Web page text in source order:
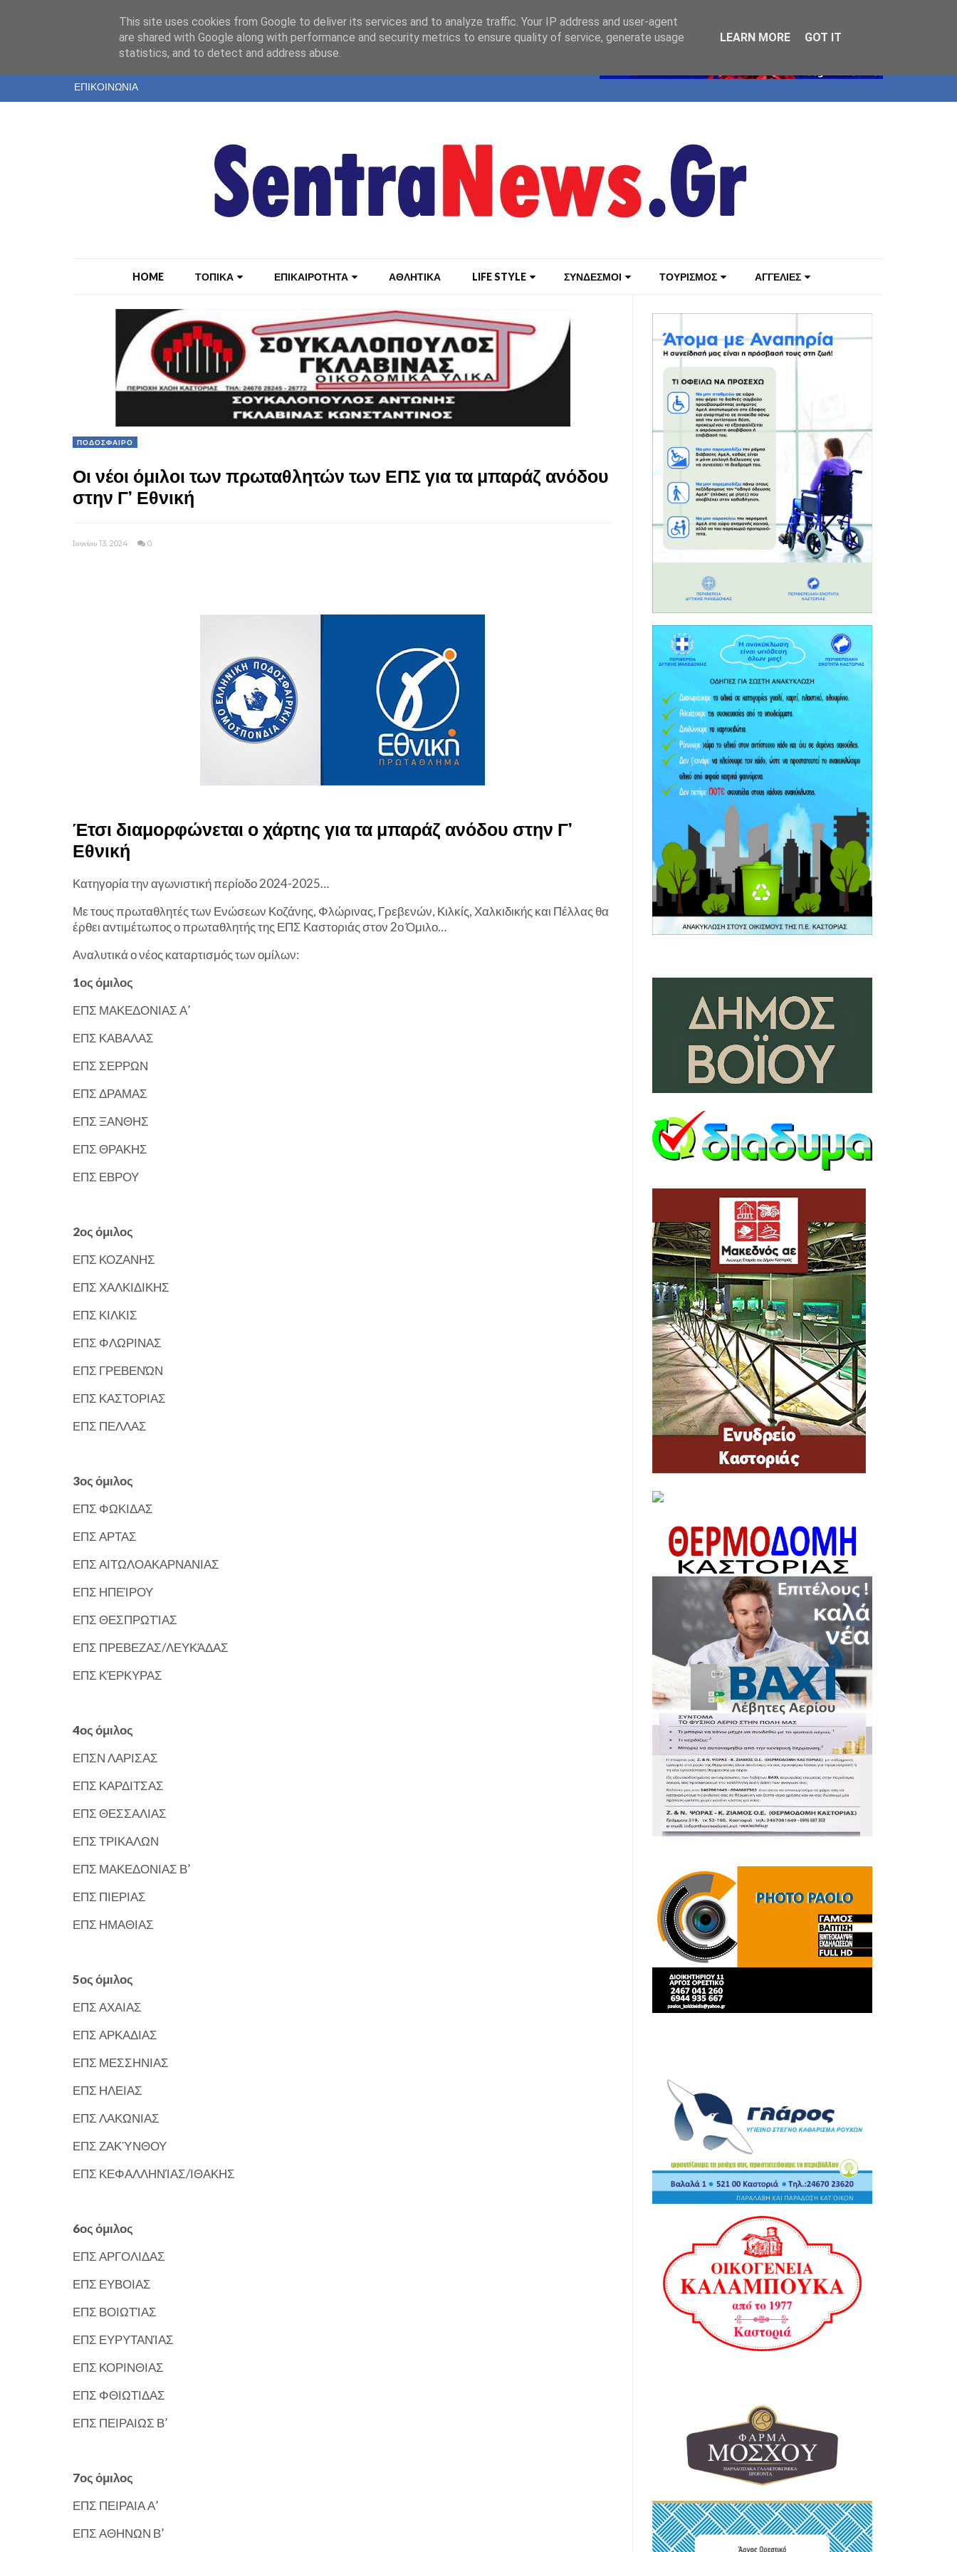
ΤΑΥΤΟΤΗΤΑ
ΕΝΤΥΠΗ ΕΚΔΟΣΗ
ΕΠΙΚΟΙΝΩΝΙΑ
HOME ΤΟΠΙΚΑ ΕΠΙΚΑΙΡΟΤΗΤΑ ΑΘΛΗΤΙΚΑ LIFE STYLE ΣΥΝΔΕΣΜΟΙ ΤΟΥΡΙΣΜΟΣ ΑΓΓΕΛΙΕΣ
ΠΟΔΟΣΦΑΙΡΟ
Οι νέοι όμιλοι των πρωταθλητών των ΕΠΣ για τα μπαράζ ανόδου
στην Γ’ Εθνική
Ιουνίου 13, 2024 0
Έτσι διαμορφώνεται ο χάρτης για τα μπαράζ ανόδου στην Γ’
Εθνική
Κατηγορία την αγωνιστική περίοδο 2024-2025…
Με τους πρωταθλητές των Ενώσεων Κοζάνης, Φλώρινας, Γρεβενών, Κιλκίς, Χαλκιδικής και Πέλλας θα
έρθει αντιμέτωπος ο πρωταθλητής της ΕΠΣ Καστοριάς στον 2ο Όμιλο…
Αναλυτικά ο νέος καταρτισμός των ομίλων:
1ος όμιλος
ΕΠΣ ΜΑΚΕΔΟΝΙΑΣ Α’
ΕΠΣ ΚΑΒΑΛΑΣ
ΕΠΣ ΣΕΡΡΩΝ
ΕΠΣ ΔΡΑΜΑΣ
ΕΠΣ ΞΑΝΘΗΣ
ΕΠΣ ΘΡΑΚΗΣ
ΕΠΣ ΕΒΡΟΥ
2ος όμιλος
ΕΠΣ ΚΟΖΑΝΗΣ
ΕΠΣ ΧΑΛΚΙΔΙΚΗΣ
ΕΠΣ ΚΙΛΚΙΣ
ΕΠΣ ΦΛΩΡΙΝΑΣ
ΕΠΣ ΓΡΕΒΕΝΏΝ
ΕΠΣ ΚΑΣΤΟΡΙΑΣ
ΕΠΣ ΠΕΛΛΑΣ
3ος όμιλος
ΕΠΣ ΦΩΚΙΔΑΣ
ΕΠΣ ΑΡΤΑΣ
ΕΠΣ ΑΙΤΩΛΟΑΚΑΡΝΑΝΙΑΣ
ΕΠΣ ΗΠΕΊΡΟΥ
ΕΠΣ ΘΕΣΠΡΩΤΊΑΣ
ΕΠΣ ΠΡΕΒΕΖΑΣ/ΛΕΥΚΆΔΑΣ
ΕΠΣ ΚΈΡΚΥΡΑΣ
4ος όμιλος
ΕΠΣΝ ΛΑΡΙΣΑΣ
ΕΠΣ ΚΑΡΔΙΤΣΑΣ
ΕΠΣ ΘΕΣΣΑΛΙΑΣ
ΕΠΣ ΤΡΙΚΑΛΩΝ
ΕΠΣ ΜΑΚΕΔΟΝΙΑΣ Β’
ΕΠΣ ΠΙΕΡΙΑΣ
ΕΠΣ ΗΜΑΘΙΑΣ
5ος όμιλος
ΕΠΣ ΑΧΑΙΑΣ
ΕΠΣ ΑΡΚΑΔΙΑΣ
ΕΠΣ ΜΕΣΣΗΝΙΑΣ
ΕΠΣ ΗΛΕΙΑΣ
ΕΠΣ ΛΑΚΩΝΙΑΣ
ΕΠΣ ΖΑΚΎΝΘΟΥ
ΕΠΣ ΚΕΦΑΛΛΗΝΊΑΣ/ΙΘΑΚΗΣ
6ος όμιλος
ΕΠΣ ΑΡΓΟΛΙΔΑΣ
ΕΠΣ ΕΥΒΟΙΑΣ
ΕΠΣ ΒΟΙΩΤΊΑΣ
ΕΠΣ ΕΥΡΥΤΑΝΊΑΣ
ΕΠΣ ΚΟΡΙΝΘΙΑΣ
ΕΠΣ ΦΘΙΩΤΙΔΑΣ
ΕΠΣ ΠΕΙΡΑΙΩΣ Β’
7ος όμιλος
ΕΠΣ ΠΕΙΡΑΙΑ Α’
ΕΠΣ ΑΘΗΝΩΝ Β’
This site uses cookies from Google to deliver its services and to analyze traffic. Your IP address and user-agent
are shared with Google along with performance and security metrics to ensure quality of service, generate usage
statistics, and to detect and address abuse.
LEARN MORE GOT IT